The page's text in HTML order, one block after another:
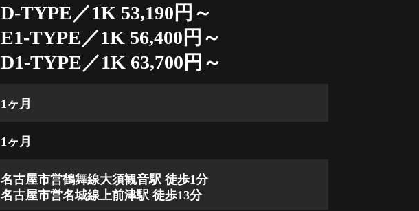
D-TYPE／1K 53,190円～
E1-TYPE／1K 56,400円～
D1-TYPE／1K 63,700円～
1ヶ月
1ヶ月
名古屋市営鶴舞線大須観音駅 徒歩1分
名古屋市営名城線上前津駅 徒歩13分